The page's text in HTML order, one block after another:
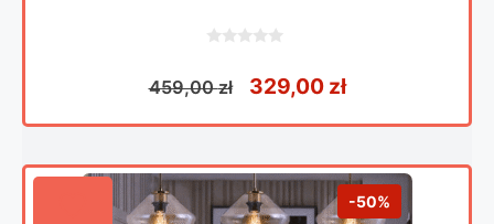
5
459,00zł Pierwotna cena
329,00 złAktualna
-50%